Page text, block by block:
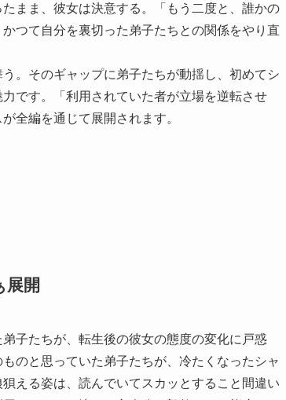
まま、彼女は決意する。「もう二度と、誰かの
つて自分を裏切った弟子たちとの関係をやり直
。そのギャップに弟子たちが動揺し、初めてシ
です。「利用されていた者が立場を逆転させ
全編を通じて展開されます。
開
子たちが、転生後の彼女の態度の変化に戸惑
のと思っていた弟子たちが、冷たくなったシャ
える姿は、読んでいてスカッとすること間違い